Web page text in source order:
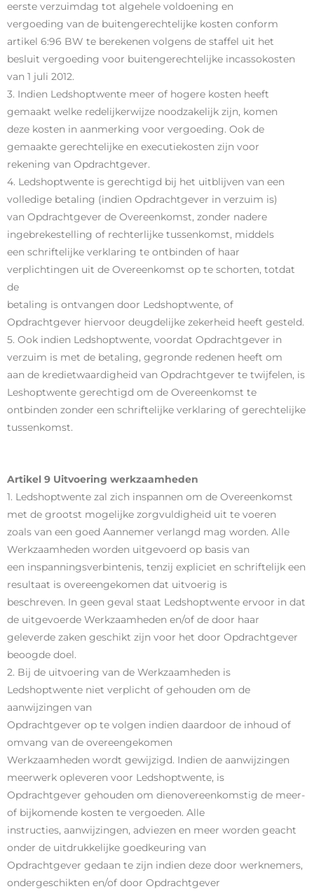
eerste verzuimdag tot algehele voldoening en
vergoeding van de buitengerechtelijke kosten conform
artikel 6:96 BW te berekenen volgens de staffel uit het
besluit vergoeding voor buitengerechtelijke incassokosten
van 1 juli 2012.
3. Indien Ledshoptwente meer of hogere kosten heeft
gemaakt welke redelijkerwijze noodzakelijk zijn, komen
deze kosten in aanmerking voor vergoeding. Ook de
gemaakte gerechtelijke en executiekosten zijn voor
rekening van Opdrachtgever.
4. Ledshoptwente is gerechtigd bij het uitblijven van een
volledige betaling (indien Opdrachtgever in verzuim is)
van Opdrachtgever de Overeenkomst, zonder nadere
ingebrekestelling of rechterlijke tussenkomst, middels
een schriftelijke verklaring te ontbinden of haar
verplichtingen uit de Overeenkomst op te schorten, totdat
de
betaling is ontvangen door Ledshoptwente, of
Opdrachtgever hiervoor deugdelijke zekerheid heeft gesteld.
5. Ook indien Ledshoptwente, voordat Opdrachtgever in
verzuim is met de betaling, gegronde redenen heeft om
aan de kredietwaardigheid van Opdrachtgever te twijfelen, is
Leshoptwente gerechtigd om de Overeenkomst te
ontbinden zonder een schriftelijke verklaring of gerechtelijke
tussenkomst.
Artikel 9 Uitvoering werkzaamheden
1. Ledshoptwente zal zich inspannen om de Overeenkomst
met de grootst mogelijke zorgvuldigheid uit te voeren
zoals van een goed Aannemer verlangd mag worden. Alle
Werkzaamheden worden uitgevoerd op basis van
een inspanningsverbintenis, tenzij expliciet en schriftelijk een
resultaat is overeengekomen dat uitvoerig is
beschreven. In geen geval staat Ledshoptwente ervoor in dat
de uitgevoerde Werkzaamheden en/of de door haar
geleverde zaken geschikt zijn voor het door Opdrachtgever
beoogde doel.
2. Bij de uitvoering van de Werkzaamheden is
Ledshoptwente niet verplicht of gehouden om de
aanwijzingen van
Opdrachtgever op te volgen indien daardoor de inhoud of
omvang van de overeengekomen
Werkzaamheden wordt gewijzigd. Indien de aanwijzingen
meerwerk opleveren voor Ledshoptwente, is
Opdrachtgever gehouden om dienovereenkomstig de meer-
of bijkomende kosten te vergoeden. Alle
instructies, aanwijzingen, adviezen en meer worden geacht
onder de uitdrukkelijke goedkeuring van
Opdrachtgever gedaan te zijn indien deze door werknemers,
ondergeschikten en/of door Opdrachtgever